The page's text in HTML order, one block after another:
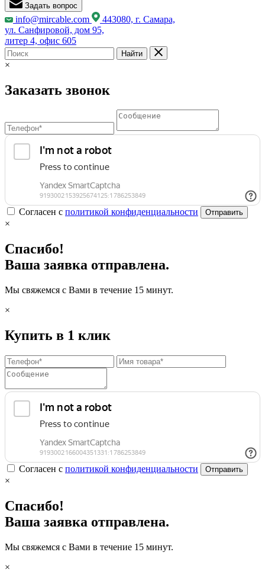
Задать вопрос
info@mircable.com
443080, г. Самара,
ул. Санфировой, дом 95,
литер 4, офис 605
Найти
×
Заказать звонок
Согласен с политикой конфиденциальности Отправить
×
Спасибо!
Ваша заявка отправлена.
Мы свяжемся с Вами в течение 15 минут.
×
Купить в 1 клик
Согласен с политикой конфиденциальности Отправить
×
Спасибо!
Ваша заявка отправлена.
Мы свяжемся с Вами в течение 15 минут.
×